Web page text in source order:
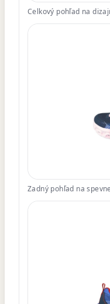
Celkový pohľad na
Zadný pohľad na